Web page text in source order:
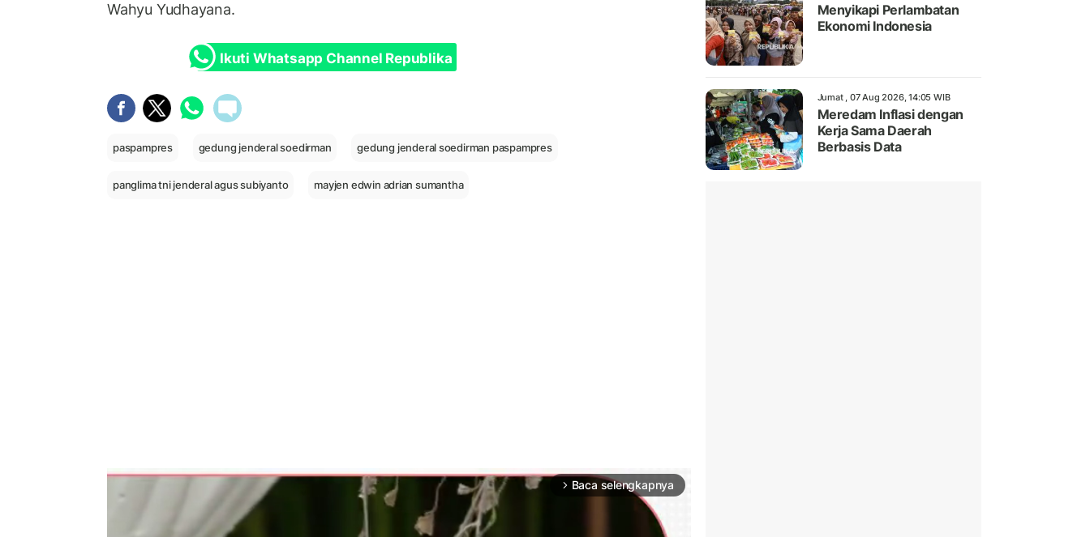
Wahyu Yudhayana.
Ikuti Whatsapp Channel Republika
paspampres gedung jenderal soedirman gedung jenderal soedirman paspampres
panglima tni jenderal agus subiyanto mayjen edwin adrian sumantha
arrow_forward_ios Baca selengkapnya
Menyikapi Perlambatan
Ekonomi Indonesia
Jumat , 07 Aug 2026, 14:05 WIB
Meredam Inflasi dengan
Kerja Sama Daerah
Berbasis Data